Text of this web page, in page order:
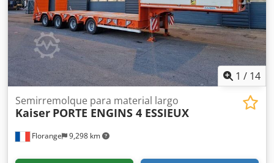
1 / 14
Florange 9,298 km
Semirremolque para material largo
Kaiser PORTE ENGINS 4 ESSIEUX